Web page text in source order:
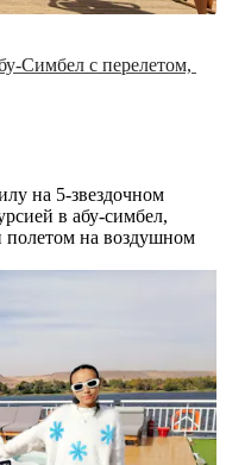
Симбел с перелетом,
на 5-звездочном
в абу-симбел,
полетом на воздушном